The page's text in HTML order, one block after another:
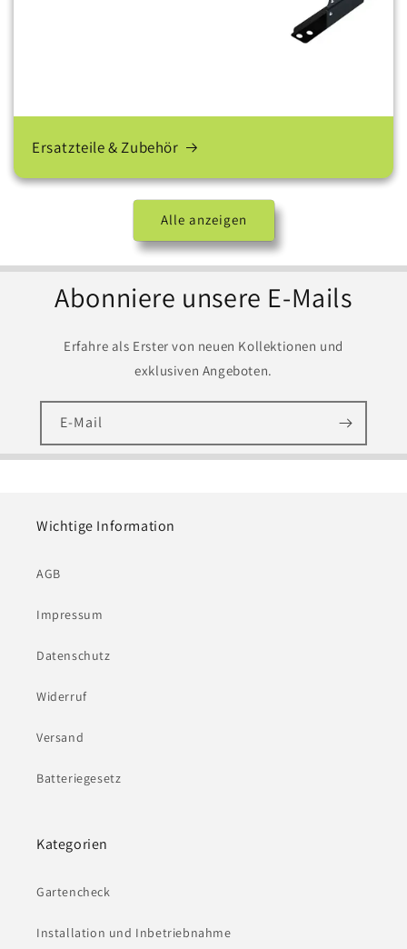
Ersatzteile & Zubehör
Alle anzeigen
Abonniere unsere E-Mails
Erfahre als Erster von neuen Kollektionen und
exklusiven Angeboten.
E-Mail
Wichtige Information
AGB
Impressum
Datenschutz
Widerruf
Versand
Batteriegesetz
Kategorien
Gartencheck
Installation und Inbetriebnahme